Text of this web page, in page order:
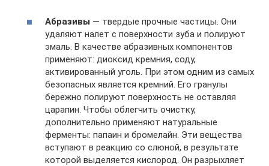
Абразивы — твердые прочные частицы. Они
удаляют налет с поверхности зуба и полируют
эмаль. В качестве абразивных компонентов
применяют: диоксид кремния, соду,
активированный уголь. При этом одним из самых
безопасных является кремний. Его гранулы
бережно полируют поверхность не оставляя
царапин. Чтобы облегчить очистку,
дополнительно применяют натуральные
ферменты: папаин и бромелайн. Эти вещества
вступают в реакцию со слюной, в результате
которой выделяется кислород. Он разрыхляет